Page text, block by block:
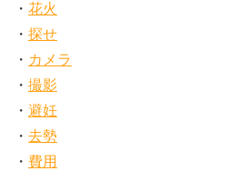
花火
探せ
カメラ
撮影
避妊
去勢
費用